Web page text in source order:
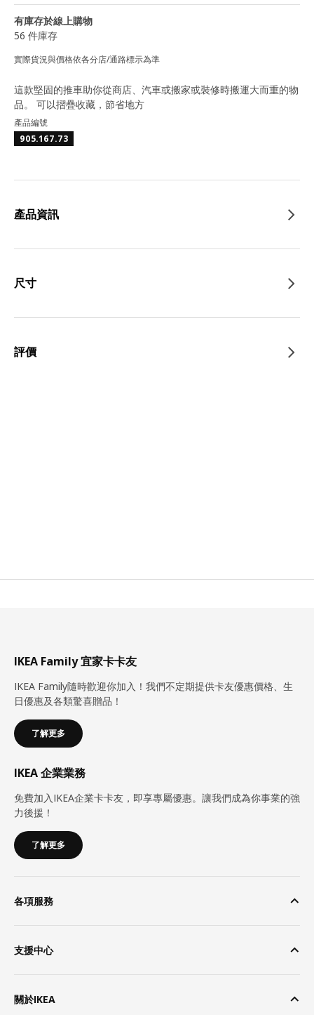
有庫存於線上購物
56 件庫存
實際貨況與價格依各分店/通路標示為準
這款堅固的推車助你從商店、汽車或搬家或裝修時搬運大而重的物
品。 可以摺疊收藏，節省地方
產品編號
905.167.73
產品資訊
尺寸
評價
IKEA Family 宜家卡卡友
IKEA Family隨時歡迎你加入！我們不定期提供卡友優惠價格、生
日優惠及各類驚喜贈品！
了解更多
IKEA 企業業務
免費加入IKEA企業卡卡友，即享專屬優惠。讓我們成為你事業的強
力後援！
了解更多
各項服務
支援中心
關於IKEA